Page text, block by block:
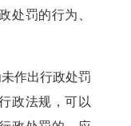
处罚的行为、
作出行政处罚
政法规，可以